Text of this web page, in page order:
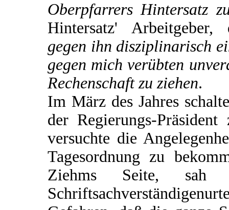
Oberpfarrers Hintersatz
Hintersatz'
gegen ihn disziplinarisch
gegen mich verübten
Rechenschaft zu ziehen.
Im März des Jahres
der Regierungs-
versuchte die
Tagesordnung zu
Ziehms Seite,